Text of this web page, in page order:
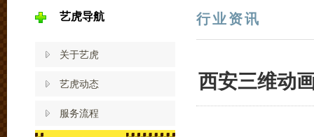
艺虎导航
关于艺虎
艺虎动态
服务流程
行业资讯
西安三维动